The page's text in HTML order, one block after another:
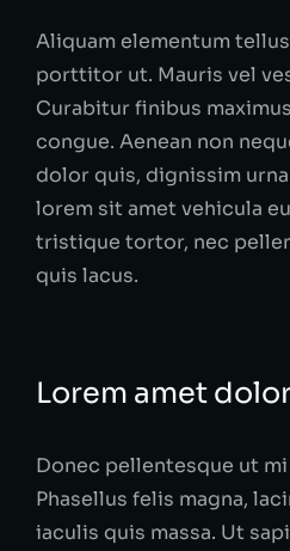
Aliquam elementum
porttitor ut. Mauris vel
Curabitur finibus
congue. Aenean non
dolor quis, dignissim
lorem sit amet vehicula
tristique tortor, nec
quis lacus.
Lorem amet
Donec pellentesque ut
Phasellus felis magna,
iaculis quis massa. Ut